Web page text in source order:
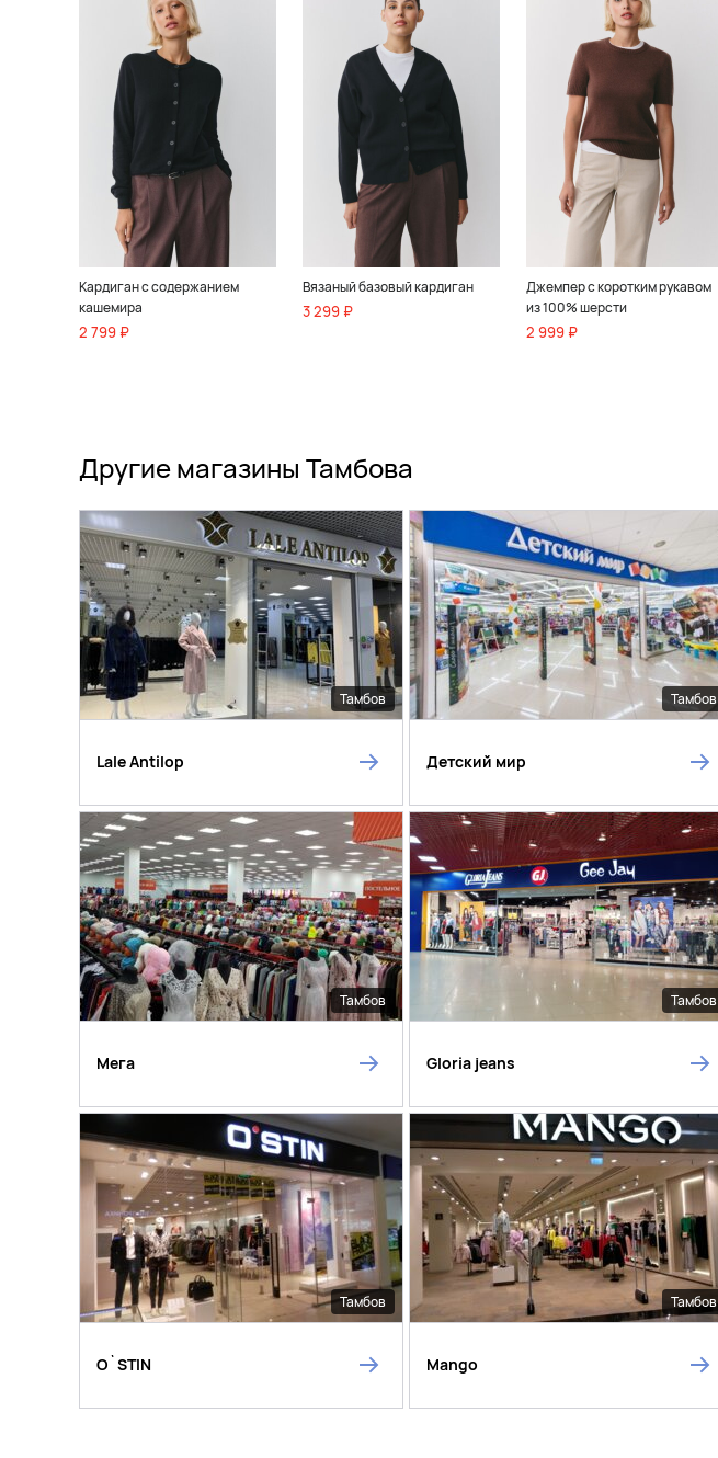
Кардиган с содержанием
кашемира
2 799 ₽
Вязаный базовый кардиган
3 299 ₽
Джемпер с коротким рукавом
из 100% шерсти
2 999 ₽
Другие магазины Тамбова
Тамбов
Lale Antilop
Тамбов
Детский мир
Тамбов
Мега
Тамбов
Gloria jeans
Тамбов
O`STIN
Тамбов
Mango